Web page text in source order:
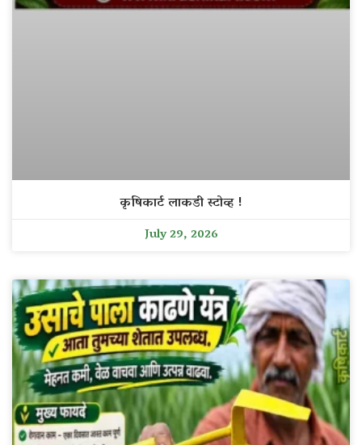
कृषिकार्ट लाकडी स्टोव्ह !
July 29, 2026